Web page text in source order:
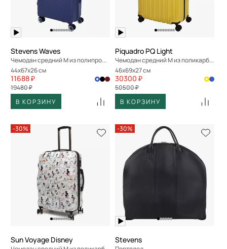
Stevens Waves
Чемодан средний M из полипропилена
44x67x26 см
11688 ₽
19480 ₽
В КОРЗИНУ
Piquadro PQ Light
Чемодан средний M из поликарбоната
46x69x27 см
30300 ₽
50500 ₽
В КОРЗИНУ
-30%
Sun Voyage Disney
-30%
Stevens